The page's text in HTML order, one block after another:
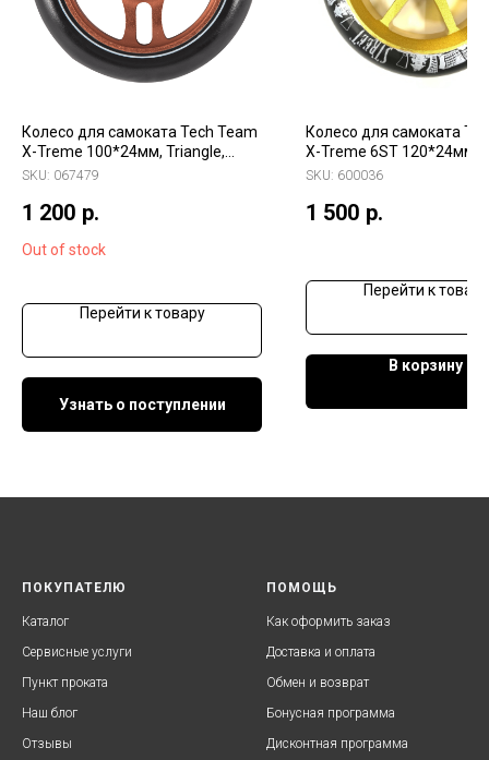
Колесо для самоката Tech Team
X-Treme 100*24мм, Triangle,
brown
SKU: 067479
1 200 р.
Out of stock
Перейти к товару
Узнать о поступлении
Колесо для самоката
X-Treme 6ST 120*24мм
SKU: 600036
1 500 р.
Перейти к товару
В корзину
ПОКУПАТЕЛЮ
Каталог
Сервисные услуги
Пункт проката
Наш блог
Отзывы
ПОМОЩЬ
Как оформить заказ
Доставка и оплата
Обмен и возврат
Бонусная программа
Дисконтная программа